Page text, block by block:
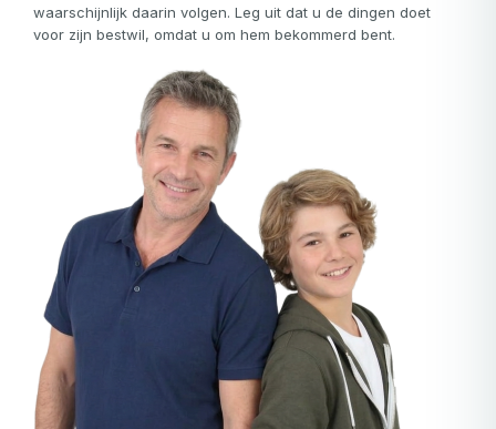
waarschijnlijk daarin volgen. Leg uit dat u de dingen doet
voor zijn bestwil, omdat u om hem bekommerd bent.